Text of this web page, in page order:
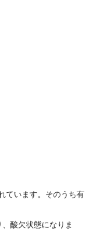
ています。そのうち有
酸欠状態になりま